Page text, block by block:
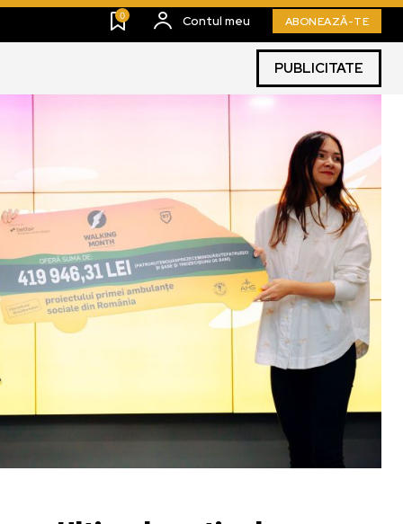
0 Contul meu ABONEAZĂ-TE
PUBLICITATE